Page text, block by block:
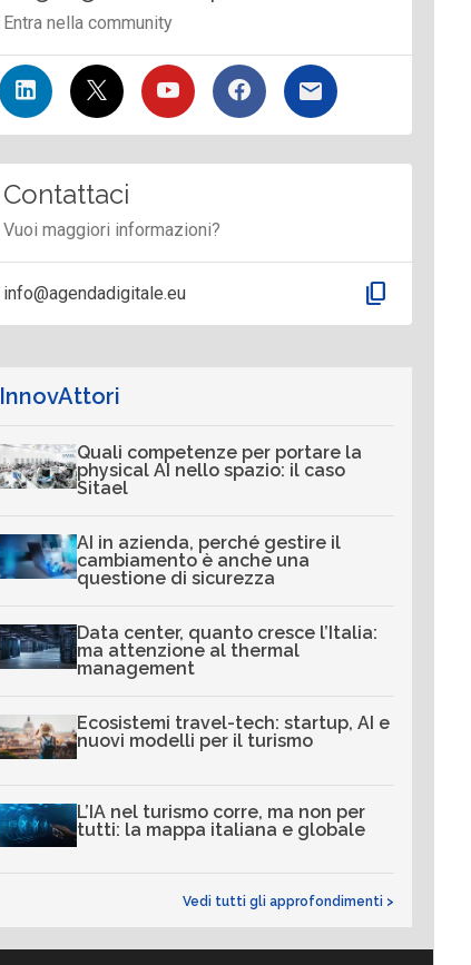
Entra nella community
Contattaci
Vuoi maggiori informazioni?
info@agendadigitale.eu content_copy
InnovAttori
Quali competenze per portare la
physical AI nello spazio: il caso
Sitael
AI in azienda, perché gestire il
cambiamento è anche una
questione di sicurezza
Data center, quanto cresce l’Italia:
ma attenzione al thermal
management
Ecosistemi travel-tech: startup, AI e
nuovi modelli per il turismo
L’IA nel turismo corre, ma non per
tutti: la mappa italiana e globale
Vedi tutti gli approfondimenti >